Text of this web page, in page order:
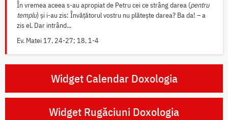
În vremea aceea s-au apropiat de Petru cei ce strâng darea (pentru
templu) și i-au zis: Învățătorul vostru nu plătește darea? Ba da! – a
zis el. Dar intrând...
Ev. Matei 17, 24-27; 18, 1-4
Widget Calendar Doxologia
Widget Rugăciuni Doxologia